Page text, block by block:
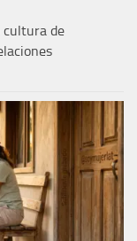
cultura de